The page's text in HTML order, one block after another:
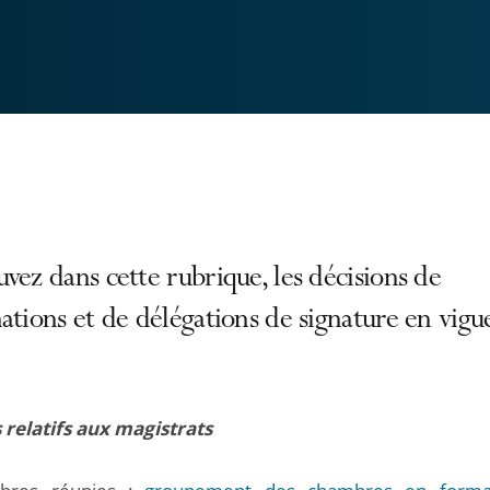
dans cette rubrique, les décisions de
et de délégations de signature en
relatifs aux magistrats